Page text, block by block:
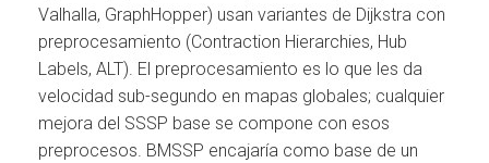
Valhalla, GraphHopper) usan variantes de Dijkstra con
preprocesamiento (Contraction Hierarchies, Hub
Labels, ALT). El preprocesamiento es lo que les da
velocidad sub-segundo en mapas globales; cualquier
mejora del SSSP base se compone con esos
preprocesos. BMSSP encajaría como base de un